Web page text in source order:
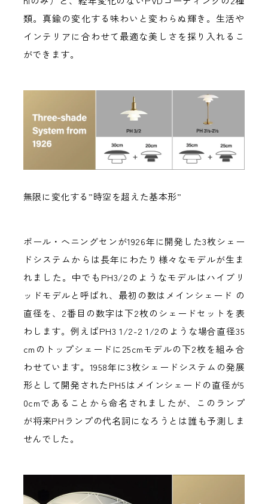
類。真鍮の変化する味わいと変わらぬ輝き。生活や
インテリアに合わせて最適な美しさを採り入れるこ
ができます。
無限に変化する”時空を超えた基本形”
ポール・へニングセンが1926年に開発した3枚シェー
ドシステムからは長年にわたり様々なモデルが生ま
れました。中でもPH3/2のようなモデルはハイブリ
ッドモデルと呼ばれ、最初の数はメインシェード の
直径を、2番目の数字は下2枚のシェードセットを表
わします。例えばPH3 1/2-2 1/2のような場合直径35
cmのトップシェードに25cmモデルの下2枚を組み合
わせています。1958年に3枚シェードシステムの発展
形として開発されたPH5はメインシェードの直径が5
0cmであることから命名されましたが、このランプ
が将来PHランプの代名詞になろうとは誰も予測しま
せんでした。